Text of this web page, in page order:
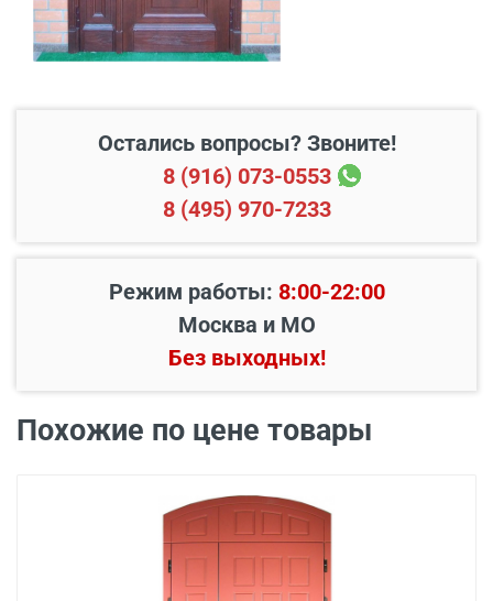
Свыше 20 км от МКАД 45 руб./км
Наименование вида
Установка входной
двери в готовый проем
от 3500
Демонтаж старой
Остались вопросы? Звоните!
8 (916) 073-0553
8 (495) 970-7233
Режим работы: 8:00-22:00
Москва и МО
Без выходных!
Похожие по цене товары